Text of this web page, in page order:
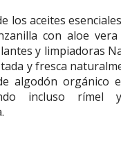
los aceites
con aloe
y limpiadoras
y fresca
algodón orgánico
incluso rímel